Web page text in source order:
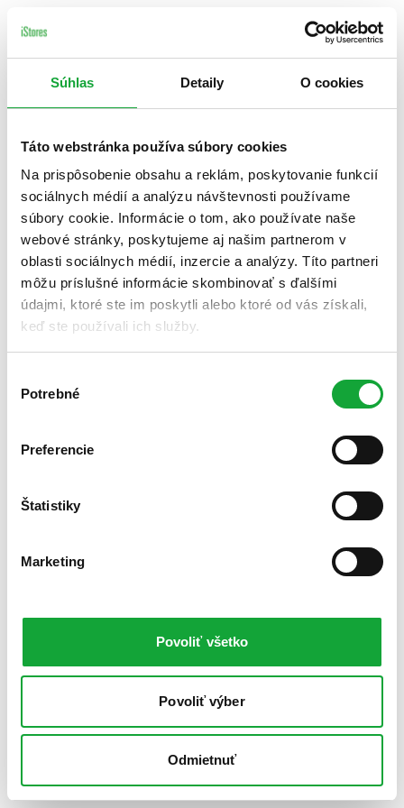
Súhlas Detaily O cookies
Táto webstránka používa súbory cookies
Na prispôsobenie obsahu a reklám, poskytovanie funkcií
sociálnych médií a analýzu návštevnosti používame
súbory cookie. Informácie o tom, ako používate naše
webové stránky, poskytujeme aj našim partnerom v
oblasti sociálnych médií, inzercie a analýzy. Títo partneri
môžu príslušné informácie skombinovať s ďalšími
údajmi, ktoré ste im poskytli alebo ktoré od vás získali,
keď ste používali ich služby.
súhlasu
Potrebné
Preferencie
Štatistiky
Marketing
Povoliť všetko
Povoliť výber
Odmietnuť